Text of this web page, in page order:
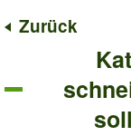
Zurück